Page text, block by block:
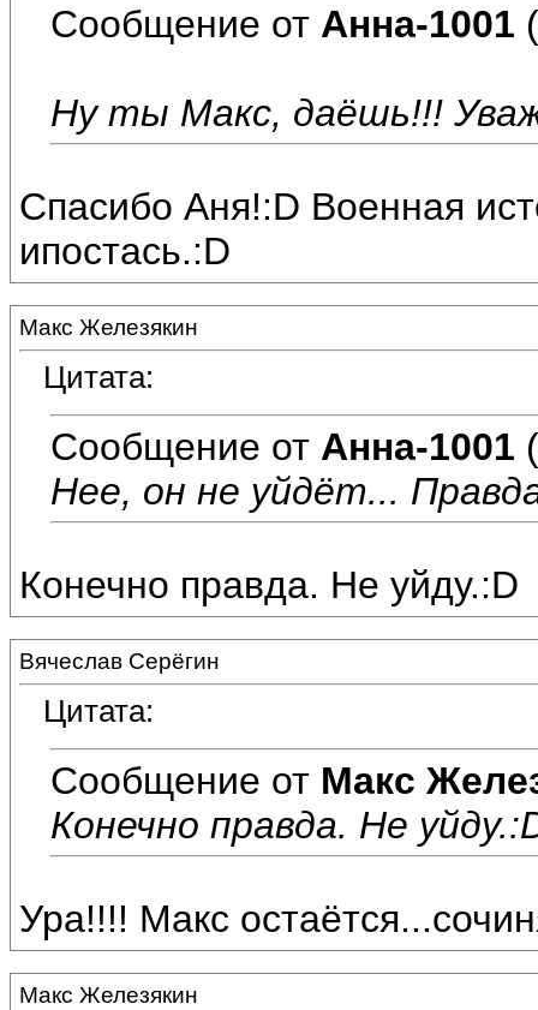
Сообщение от Анна-1001
Ну ты Макс, даёшь!!!
Спасибо Аня!:D Военная
ипостась.:D
Макс Железякин
Цитата:
Сообщение от Анна-1001
Нее, он не уйдёт...
Конечно правда. Не уйду.:D
Вячеслав Серёгин
Цитата:
Сообщение от Макс
Конечно правда. Не
Ура!!!! Макс
Макс Железякин